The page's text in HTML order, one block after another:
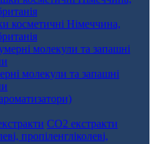
косметичні Німеччина,
молекули та запашні
СО2 екстракти